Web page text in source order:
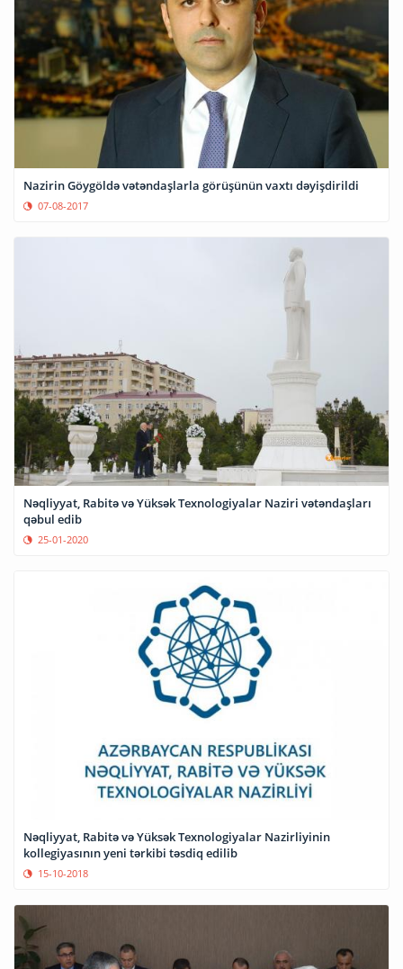
Nazirin Göygöldə vətəndaşlarla görüşünün vaxtı dəyişdirildi
07-08-2017
Nəqliyyat, Rabitə və Yüksək Texnologiyalar Naziri vətəndaşları
qəbul edib
25-01-2020
Nəqliyyat, Rabitə və Yüksək Texnologiyalar Nazirliyinin
kollegiyasının yeni tərkibi təsdiq edilib
15-10-2018